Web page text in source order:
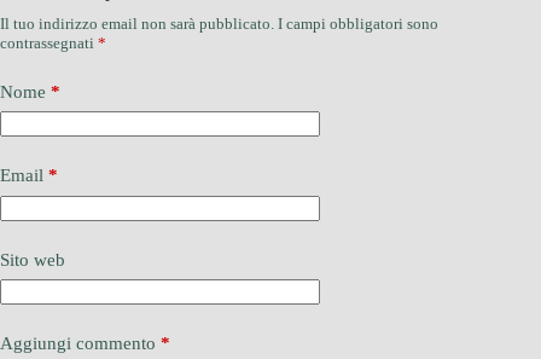
Il tuo indirizzo email non sarà pubblicato. I campi obbligatori sono
contrassegnati *
Nome *
Email *
Sito web
Aggiungi commento *